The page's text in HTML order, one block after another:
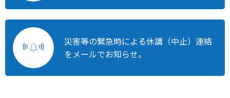
災害等の緊急時による休講（中止）連絡
をメールでお知らせ。